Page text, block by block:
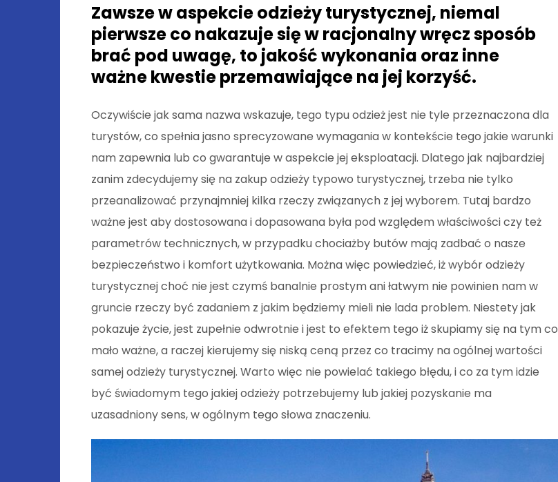
Zawsze w aspekcie odzieży turystycznej, niemal
pierwsze co nakazuje się w racjonalny wręcz sposób
brać pod uwagę, to jakość wykonania oraz inne
ważne kwestie przemawiające na jej korzyść.
Oczywiście jak sama nazwa wskazuje, tego typu odzież jest nie tyle przeznaczona dla
turystów, co spełnia jasno sprecyzowane wymagania w kontekście tego jakie warunki
nam zapewnia lub co gwarantuje w aspekcie jej eksploatacji. Dlatego jak najbardziej
zanim zdecydujemy się na zakup odzieży typowo turystycznej, trzeba nie tylko
przeanalizować przynajmniej kilka rzeczy związanych z jej wyborem. Tutaj bardzo
ważne jest aby dostosowana i dopasowana była pod względem właściwości czy też
parametrów technicznych, w przypadku chociażby butów mają zadbać o nasze
bezpieczeństwo i komfort użytkowania. Można więc powiedzieć, iż wybór odzieży
turystycznej choć nie jest czymś banalnie prostym ani łatwym nie powinien nam w
gruncie rzeczy być zadaniem z jakim będziemy mieli nie lada problem. Niestety jak
pokazuje życie, jest zupełnie odwrotnie i jest to efektem tego iż skupiamy się na tym co
mało ważne, a raczej kierujemy się niską ceną przez co tracimy na ogólnej wartości
samej odzieży turystycznej. Warto więc nie powielać takiego błędu, i co za tym idzie
być świadomym tego jakiej odzieży potrzebujemy lub jakiej pozyskanie ma
uzasadniony sens, w ogólnym tego słowa znaczeniu.